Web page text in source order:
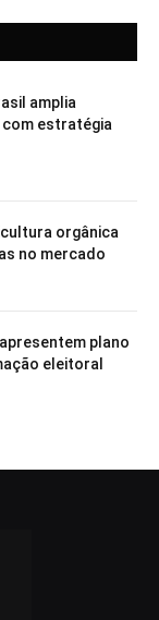
amplia
estratégia
orgânica
no mercado
plano
eleitoral